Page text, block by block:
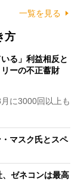
一覧を見る
方
る」利益相反と
ーの不正蓄財
に3000回以上も
マスク氏とスペ
、ゼネコンは最高